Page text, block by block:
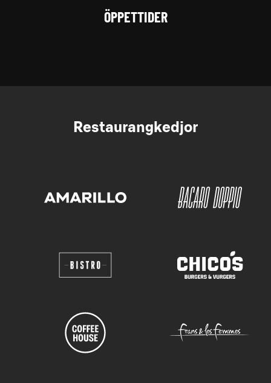
ÖPPETTIDER
Restaurangkedjor